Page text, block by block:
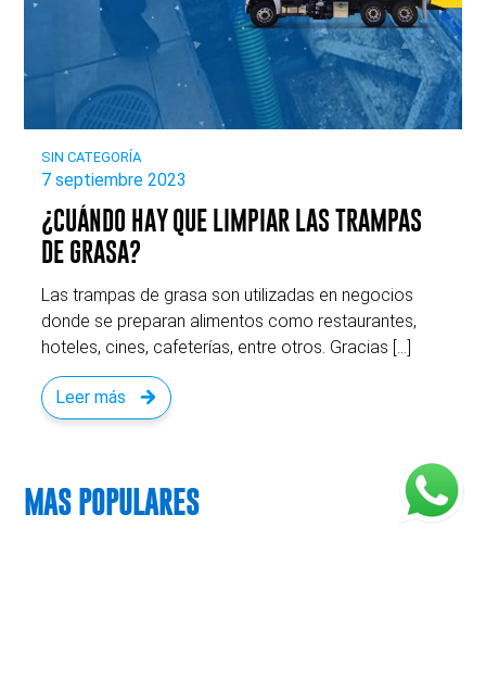
SIN CATEGORÍA
7 septiembre 2023
¿CUÁNDO HAY QUE LIMPIAR LAS TRAMPAS
DE GRASA?
Las trampas de grasa son utilizadas en negocios
donde se preparan alimentos como restaurantes,
hoteles, cines, cafeterías, entre otros. Gracias […]
Leer más
MAS POPULARES